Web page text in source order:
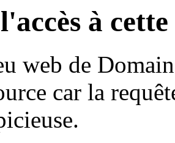
à
web de
car la